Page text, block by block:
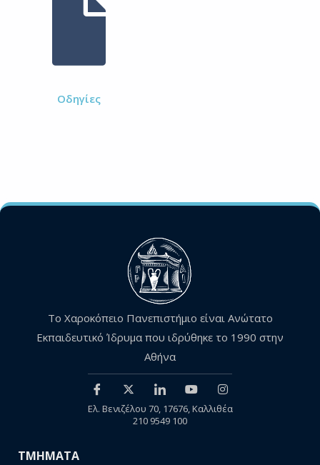
Οδηγίες
Το Χαροκόπειο Πανεπιστήμιο είναι Ανώτατο
Εκπαιδευτικό Ίδρυμα που ιδρύθηκε το 1990 στην
Αθήνα
Ελ. Βενιζέλου 70, 17676, Καλλιθέα
210 9549 100
ΤΜΗΜΑΤΑ